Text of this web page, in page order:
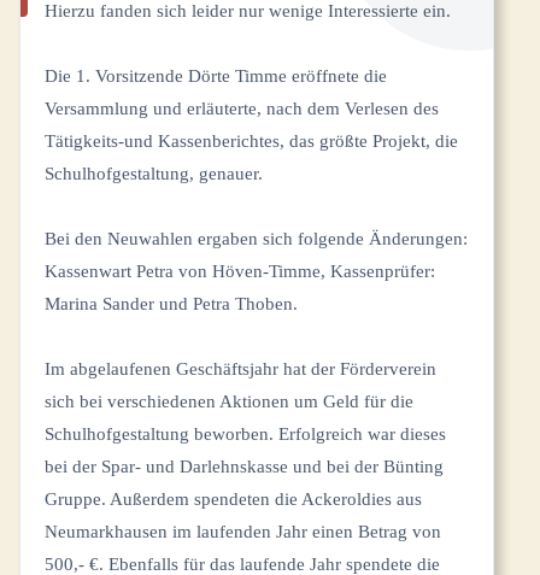
Hierzu fanden sich leider nur wenige Interessierte ein.
Die 1. Vorsitzende Dörte Timme eröffnete die
Versammlung und erläuterte, nach dem Verlesen des
Tätigkeits-und Kassenberichtes, das größte Projekt, die
Schulhofgestaltung, genauer.
Bei den Neuwahlen ergaben sich folgende Änderungen:
Kassenwart Petra von Höven-Timme, Kassenprüfer:
Marina Sander und Petra Thoben.
Im abgelaufenen Geschäftsjahr hat der Förderverein
sich bei verschiedenen Aktionen um Geld für die
Schulhofgestaltung beworben. Erfolgreich war dieses
bei der Spar- und Darlehnskasse und bei der Bünting
Gruppe. Außerdem spendeten die Ackeroldies aus
Neumarkhausen im laufenden Jahr einen Betrag von
500,- €. Ebenfalls für das laufende Jahr spendete die